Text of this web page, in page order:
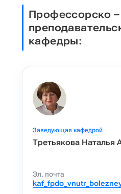
Профессорско –
кафедры:
Заведующая кафедрой
Третьякова Наталья
Эл. почта